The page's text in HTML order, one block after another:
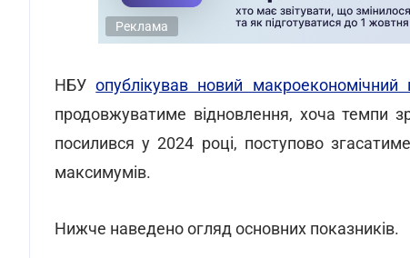
Реклама
НБУопублікував новий макроекономічний
продовжуватиме відновлення, хоча темпи
посилився у 2024 році, поступово
максимумів.
Нижче наведено огляд основних показників.